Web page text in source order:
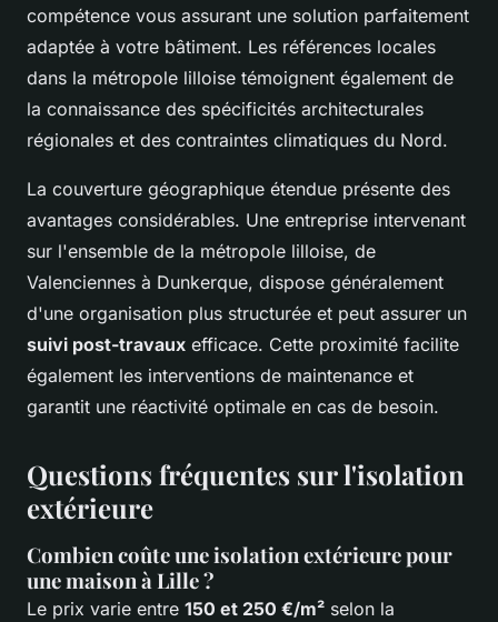
compétence vous assurant une solution parfaitement
adaptée à votre bâtiment. Les références locales
dans la métropole lilloise témoignent également de
la connaissance des spécificités architecturales
régionales et des contraintes climatiques du Nord.
La couverture géographique étendue présente des
avantages considérables. Une entreprise intervenant
sur l'ensemble de la métropole lilloise, de
Valenciennes à Dunkerque, dispose généralement
d'une organisation plus structurée et peut assurer un
suivi post-travaux efficace. Cette proximité facilite
également les interventions de maintenance et
garantit une réactivité optimale en cas de besoin.
Questions fréquentes sur l'isolation
extérieure
Combien coûte une isolation extérieure pour
une maison à Lille ?
Le prix varie entre 150 et 250 €/m² selon la